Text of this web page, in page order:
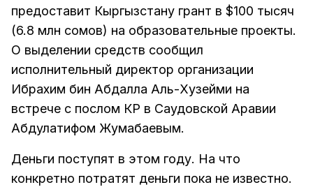
предоставит Кыргызстану грант в $100 тысяч
(6.8 млн сомов) на образовательные проекты.
О выделении средств сообщил
исполнительный директор организации
Ибрахим бин Абдалла Аль-Хузейми на
встрече с послом КР в Саудовской Аравии
Абдулатифом Жумабаевым.
Деньги поступят в этом году. На что
конкретно потратят деньги пока не известно.